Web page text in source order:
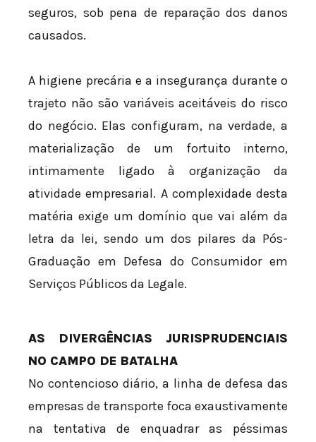
seguros, sob pena de reparação dos danos
causados.
A higiene precária e a insegurança durante o
trajeto não são variáveis aceitáveis do risco
do negócio. Elas configuram, na verdade, a
materialização de um fortuito interno,
intimamente ligado à organização da
atividade empresarial. A complexidade desta
matéria exige um domínio que vai além da
letra da lei, sendo um dos pilares da Pós-
Graduação em Defesa do Consumidor em
Serviços Públicos da Legale.
AS DIVERGÊNCIAS JURISPRUDENCIAIS
NO CAMPO DE BATALHA
No contencioso diário, a linha de defesa das
empresas de transporte foca exaustivamente
na tentativa de enquadrar as péssimas